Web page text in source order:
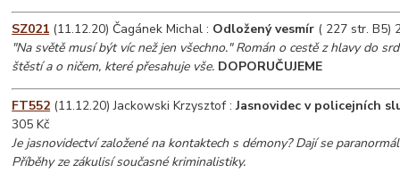
SZ021 (11.12.20) Čagánek Michal : Odložený vesmír ( 227 str. B5)
"Na světě musí být víc než jen všechno." Román o cestě z hlavy do
štěstí a o ničem, které přesahuje vše. DOPORUČUJEME
FT552 (11.12.20) Jackowski Krzysztof :Jasnovidec v policejních
305 Kč
Je jasnovidectví založené na kontaktech s démony? Dají se
Příběhy ze zákulisí současné kriminalistiky.